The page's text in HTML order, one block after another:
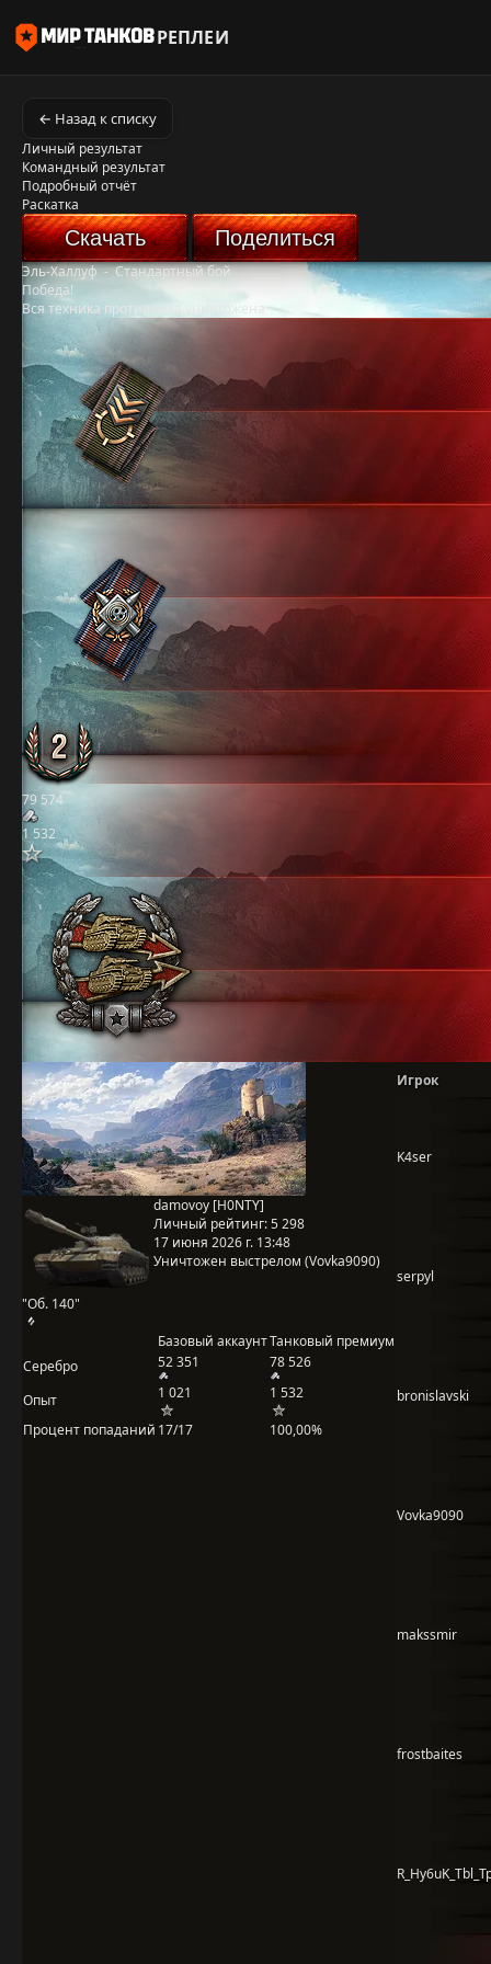
РЕПЛЕИ
← Назад к списку
Личный результат
Командный результат
Подробный отчёт
Раскатка
Скачать Поделиться
Эль-Халлуф-Стандартный бой
Победа!
Вся техника противника уничтожена
79 574
1 532
"Об. 140"
damovoy [H0NTY]
Личный рейтинг:5 298
17 июня 2026 г. 13:48
Уничтожен выстрелом (Vovka9090)
Базовый аккаунтТанковый премиум
Серебро
52 351 78 526
Опыт 1 021
1 532
Процент попаданий 17/17 100,00%
Игрок
K4ser
serpyl
bronislavski
Vovka9090
makssmir
frostbaites